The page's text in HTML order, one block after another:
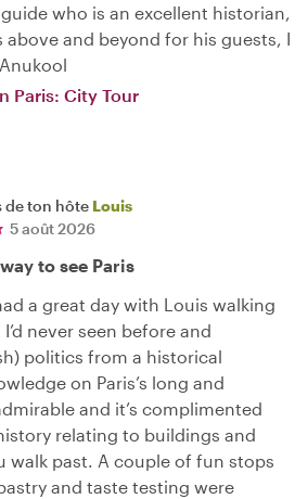
who is an excellent historian,
and beyond for his guests, I
Paris: City Tour
de ton hôte Louis
5 août 2026
to see Paris
a great day with Louis walking
never seen before and
politics from a historical
on Paris’s long and
and it’s complimented
relating to buildings and
walk past. A couple of fun stops
and taste testing were